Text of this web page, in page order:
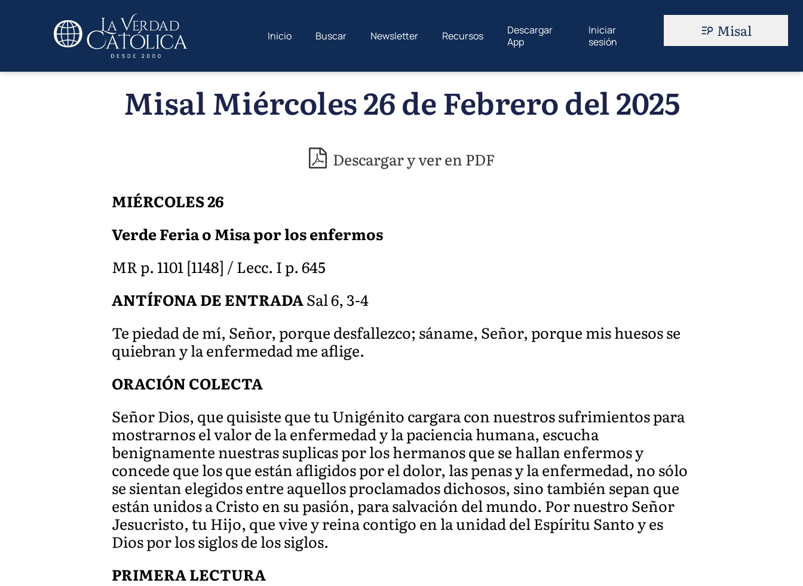
Inicio Buscar Newsletter Recursos
Descargar
App
Iniciar
sesión
Misal
Misal Miércoles 26 de Febrero del 2025
Descargar y ver en PDF
MIÉRCOLES 26
Verde Feria o Misa por los enfermos
MR p. 1101 [1148] / Lecc. I p. 645
ANTÍFONA DE ENTRADASal 6, 3-4
Te piedad de mí, Señor, porque desfallezco; sáname, Señor, porque mis huesos se
quiebran y la enfermedad me aflige.
ORACIÓN COLECTA
Señor Dios, que quisiste que tu Unigénito cargara con nuestros sufrimientos para
mostrarnos el valor de la enfermedad y la paciencia humana, escucha
benignamente nuestras suplicas por los hermanos que se hallan enfermos y
concede que los que están afligidos por el dolor, las penas y la enfermedad, no sólo
se sientan elegidos entre aquellos proclamados dichosos, sino también sepan que
están unidos a Cristo en su pasión, para salvación del mundo. Por nuestro Señor
Jesucristo, tu Hijo, que vive y reina contigo en la unidad del Espíritu Santo y es
Dios por los siglos de los siglos.
PRIMERA LECTURA